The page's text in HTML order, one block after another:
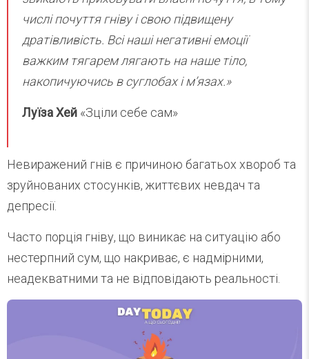
числі почуття гніву і свою підвищену
дратівливість. Всі наші негативні емоції
важким тягарем лягають на наше тіло,
накопичуючись в суглобах і м’язах.»
Луїза Хей «Зціли себе сам»
Невиражений гнів є причиною багатьох хвороб та
зруйнованих стосунків, життєвих невдач та
депресії.
Часто порція гніву, що виникає на ситуацію або
нестерпний сум, що накриває, є надмірними,
неадекватними та не відповідають реальності.